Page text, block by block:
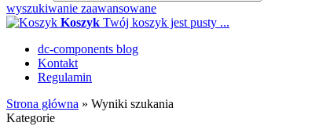
wyszukiwanie zaawansowane
Koszyk Twój koszyk jest pusty ...
dc-components blog
Kontakt
Regulamin
Strona główna » Wyniki szukania
Kategorie